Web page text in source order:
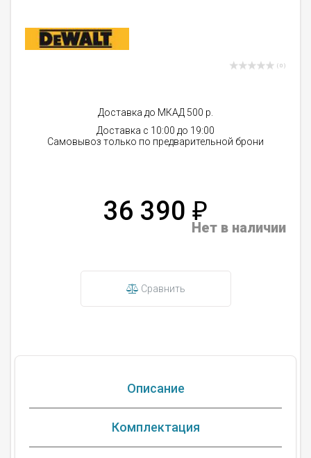
( 0 )
Доставка до МКАД 500 р.
Доставка с 10:00 до 19:00
Самовывоз только по предварительной брони
36 390 ₽
Нет в наличии
Сравнить
Описание
Комплектация